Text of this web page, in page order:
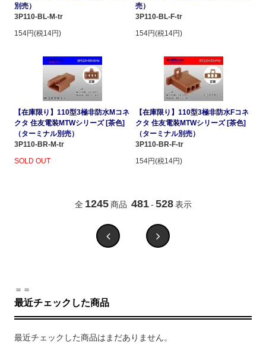
別売）
3P110-BL-M-tr
154円(税14円)
売）
3P110-BL-F-tr
154円(税14円)
【在庫限り】110型3極非防水Mコネ
クタ 住友電装MTWシリーズ [茶色]
（ターミナル別売）
3P110-BR-M-tr
SOLD OUT
【在庫限り】110型3極非防水Fコネ
クタ 住友電装MTWシリーズ [茶色]
（ターミナル別売）
3P110-BR-F-tr
154円(税14円)
全 1245 商品 481 - 528 表示
＝＝
最近チェックした商品
最近チェックした商品はまだありません。